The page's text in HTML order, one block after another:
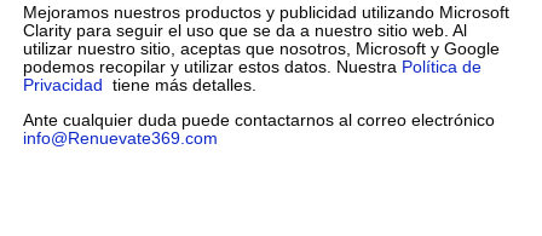
Mejoramos nuestros productos y publicidad utilizando Microsoft
Clarity para seguir el uso que se da a nuestro sitio web. Al
utilizar nuestro sitio, aceptas que nosotros, Microsoft y Google
podemos recopilar y utilizar estos datos. Nuestra Política de
Privacidad tiene más detalles.
Ante cualquier duda puede contactarnos al correo electrónico
info@Renuevate369.com